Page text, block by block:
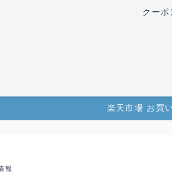
クー
楽天市場 お買
報